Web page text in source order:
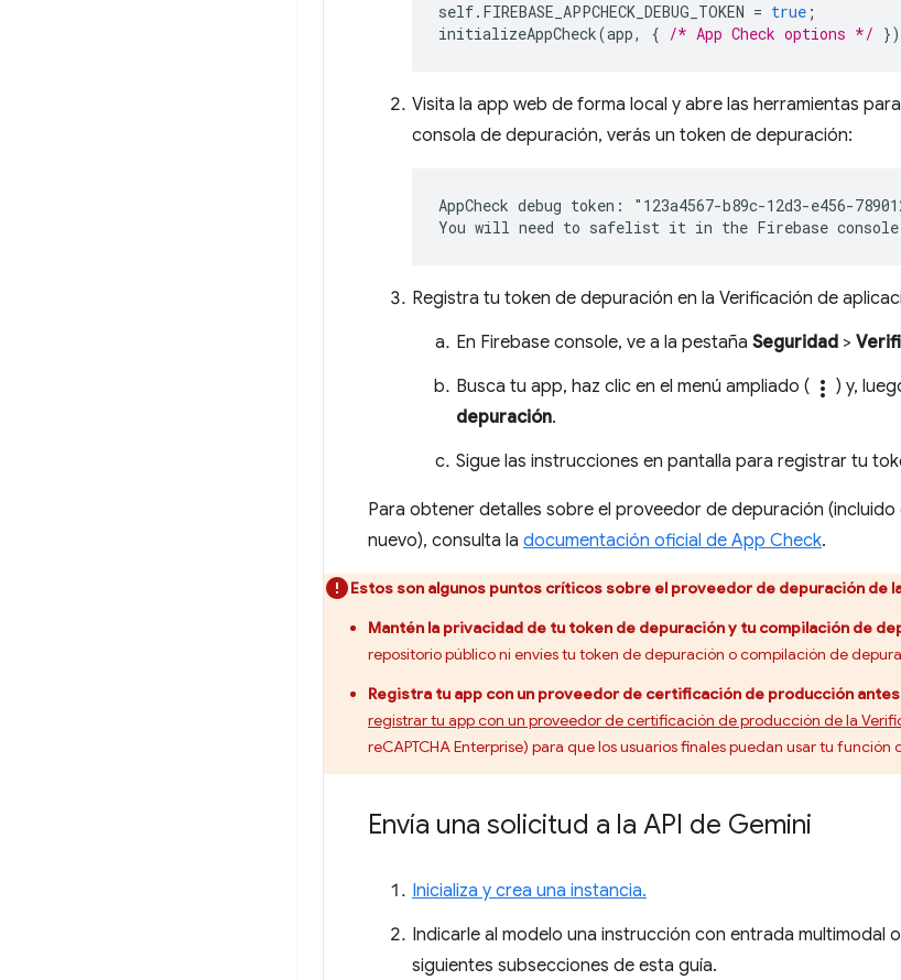
self. FIREBASE_APPCHECK_DEBUG_TOKEN = true ;
initializeAppCheck(app, { /* App Check options */
Visita la app web de forma local y abre las herramientas
consola de depuración, verás un token de depuración:
AppCheck debug token: "123a4567-b89c-12d3-e456-
Registra tu token de depuración en la Verificación de
En Firebase console, ve a la pestaña Seguridad >
Busca tu app, haz clic en el menú ampliado ( more_vert ) y,
depuración.
Sigue las instrucciones en pantalla para registrar tu
Para obtener detalles sobre el proveedor de depuración
nuevo), consulta la documentación oficial de App Check.
Estos son algunos puntos críticos sobre el proveedor de depuración de
Mantén la privacidad de tu token de depuración y tu compilación de
repositorio público ni envíes tu token de depuración o compilación de
Registra tu app con un proveedor de certificación de producción
registrar tu app con un proveedor de certificación de producción de la
reCAPTCHA Enterprise) para que los usuarios finales puedan usar tu
Envía una solicitud a la API de Gemini
Inicializa y crea una instancia.
Indicarle al modelo una instrucción con entrada multimodal
siguientes subsecciones de esta guía.